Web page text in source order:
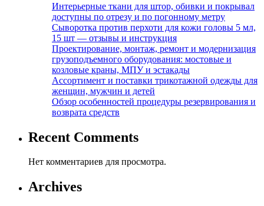
Интерьерные ткани для штор, обивки и покрывал
доступны по отрезу и по погонному метру
Сыворотка против перхоти для кожи головы 5 мл,
15 шт — отзывы и инструкция
Проектирование, монтаж, ремонт и модернизация
грузоподъемного оборудования: мостовые и
козловые краны, МПУ и эстакады
Ассортимент и поставки трикотажной одежды для
женщин, мужчин и детей
Обзор особенностей процедуры резервирования и
возврата средств
Recent Comments
Нет комментариев для просмотра.
Archives